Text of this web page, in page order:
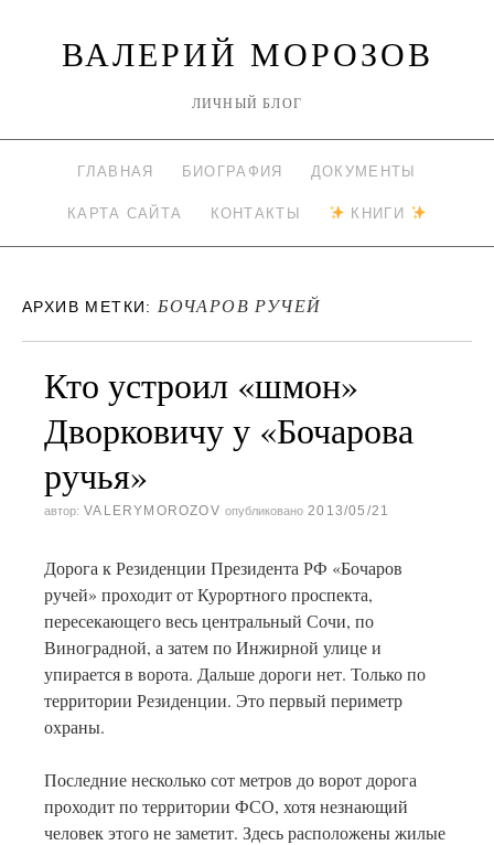
ВАЛЕРИЙ МОРОЗОВ
ЛИЧНЫЙ БЛОГ
ГЛАВНАЯ БИОГРАФИЯ ДОКУМЕНТЫ
КАРТА САЙТА КОНТАКТЫ КНИГИ
АРХИВ МЕТКИ: БОЧАРОВ РУЧЕЙ
Кто устроил «шмон»
Дворковичу у «Бочарова
ручья»
автор: VALERYMOROZOV опубликовано 2013/05/21
Дорога к Резиденции Президента РФ «Бочаров
ручей» проходит от Курортного проспекта,
пересекающего весь центральный Сочи, по
Виноградной, а затем по Инжирной улице и
упирается в ворота. Дальше дороги нет. Только по
территории Резиденции. Это первый периметр
охраны.
Последние несколько сот метров до ворот дорога
проходит по территории ФСО, хотя незнающий
человек этого не заметит. Здесь расположены жилые